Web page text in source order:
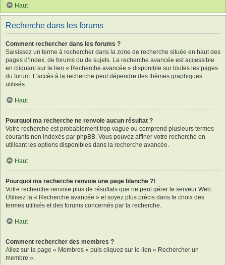
Haut
Recherche dans les forums
Comment rechercher dans les forums ?
Saisissez un terme à rechercher dans la zone de recherche située en haut des
pages d’index, de forums ou de sujets. La recherche avancée est accessible
en cliquant sur le lien « Recherche avancée » disponible sur toutes les pages
du forum. L’accès à la recherche peut dépendre des thèmes graphiques
utilisés.
Haut
Pourquoi ma recherche ne renvoie aucun résultat ?
Votre recherche est probablement trop vague ou comprend plusieurs termes
courants non indexés par phpBB. Vous pouvez affiner votre recherche en
utilisant les options disponibles dans la recherche avancée.
Haut
Pourquoi ma recherche renvoie une page blanche ?!
Votre recherche renvoie plus de résultats que ne peut gérer le serveur Web.
Utilisez la « Recherche avancée » et soyez plus précis dans le choix des
termes utilisés et des forums concernés par la recherche.
Haut
Comment rechercher des membres ?
Allez sur la page « Membres » puis cliquez sur le lien « Rechercher un
membre ».